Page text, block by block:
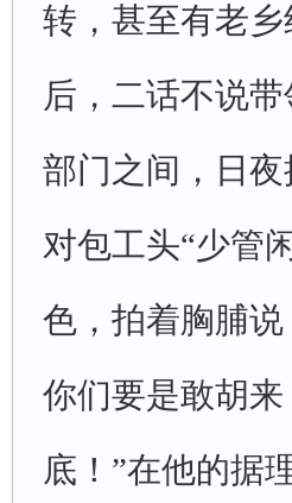
转，甚至有老
后，二话不说
部门之间，日
对包工头“少管
色，拍着胸脯
你们要是敢胡
底！”在他的据